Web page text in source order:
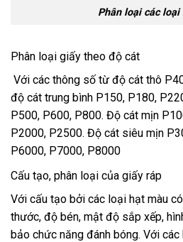
Phân loại các loại
Phân loại giấy theo độ cát
Với các thông số từ độ cát thô
độ cát trung bình P150, P180,
P500, P600, P800. Độ cát mịn
P2000, P2500. Độ cát siêu mịn
P6000, P7000, P8000
Cấu tạo, phân loại của giấy ráp
Với cấu tạo bởi các loại hạt màu
thước, độ bén, mật độ sắp xếp,
bảo chức năng đánh bóng. Với